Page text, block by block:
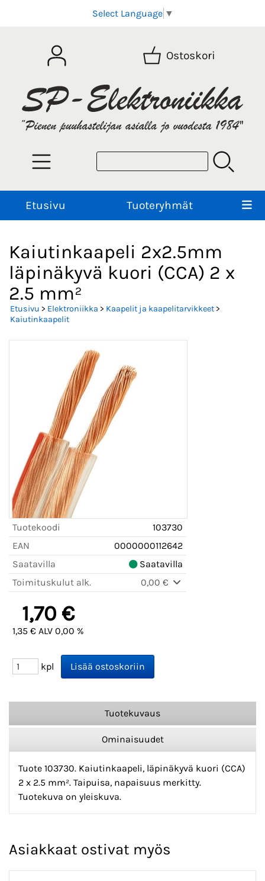
Select Language ▼
Ostoskori
Etusivu Tuoteryhmät
Kaiutinkaapeli 2x2.5mm
läpinäkyvä kuori (CCA) 2 x
2.5 mm²
Etusivu > Elektroniikka > Kaapelit ja kaapelitarvikkeet>
Kaiutinkaapelit
Tuotekoodi
103730
EAN
0000000112642
Saatavilla
Saatavilla
Toimituskulut alk.
0,00 €
1,70 €
1,35 € ALV 0,00 %
kpl
Tuotekuvaus
Ominaisuudet
Tuote 103730. Kaiutinkaapeli, läpinäkyvä kuori (CCA)
2 x 2.5 mm². Taipuisa, napaisuus merkitty.
Tuotekuva on yleiskuva.
Asiakkaat ostivat myös